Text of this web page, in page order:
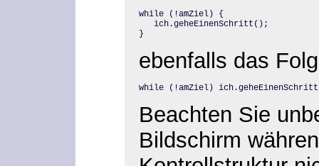
while (!amZiel) {
   ich.geheEinenSchritt();
}
ebenfalls das
while (!amZiel)
Beachten Sie
Bildschirm